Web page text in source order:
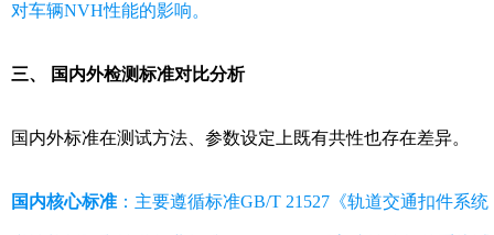
对车辆NVH性能的影响。
三、 国内外检测标准对比分析
国内外标准在测试方法、参数设定上既有共性也存在差异。
国内核心标准 ：主要遵循标准GB/T 21527《轨道交通扣件系统